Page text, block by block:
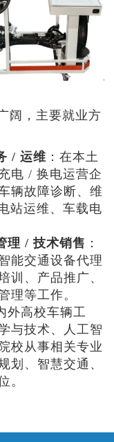
阔，主要就业方
/ 运维 ：在本土
电 / 换电运营企
辆故障诊断、维
站运维、车载电
理 / 技术销售 ：
能交通设备代理
训、产品推广、
理等工作。
外高校车辆工
与技术、人工智
校从事相关专业
划、智慧交通、
。